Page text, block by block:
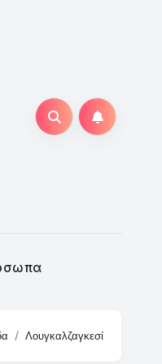
Λουγκαλζαγκεσί